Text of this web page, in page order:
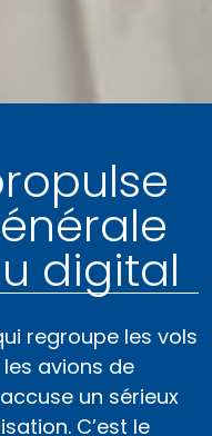
digital
regroupe les vols
avions de
un sérieux
C’est le